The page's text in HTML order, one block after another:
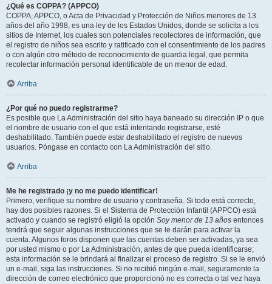
¿Qué es COPPA? (APPCO)
COPPA, APPCO, o Acta de Privacidad y Protección de Niños menores de 13
años del año 1998, es una ley de los Estados Unidos, donde se solicita a los
sitios de Internet, los cuales son potenciales recolectores de información, que
el registro de niños sea escrito y ratificado con el consentimiento de los padres
o con algún otro método de reconocimiento de guardia legal, que permita
recolectar información personal identificable de un menor de edad.
Arriba
¿Por qué no puedo registrarme?
Es posible que La Administración del sitio haya baneado su dirección IP o que
el nombre de usuario con el que está intentando registrarse, esté
deshabilitado. También puede estar deshabilitado el registro de nuevos
usuarios. Póngase en contacto con La Administración del sitio.
Arriba
Me he registrado ¡y no me puedo identificar!
Primero, verifique su nombre de usuario y contraseña. Si todo está correcto,
hay dos posibles razones. Si el Sistema de Protección Infantil (APPCO) está
activado y cuando se registró eligió la opción Soy menor de 13 años entonces
tendrá que seguir algunas instrucciones que se le darán para activar la
cuenta. Algunos foros disponen que las cuentas deben ser activadas, ya sea
por usted mismo o por La Administración, antes de que pueda identificarse;
esta información se le brindará al finalizar el proceso de registro. Si se le envió
un e-mail, siga las instrucciones. Si no recibió ningún e-mail, seguramente la
dirección de correo electrónico que proporcionó no es correcta o tal vez haya